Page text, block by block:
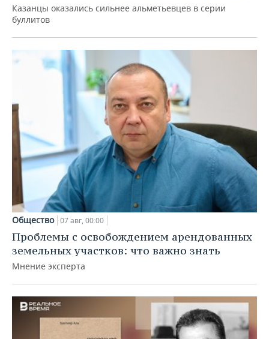
Казанцы оказались сильнее альметьевцев в серии
буллитов
Общество 07 авг, 00:00
Проблемы с освобождением арендованных
земельных участков: что важно знать
Мнение эксперта